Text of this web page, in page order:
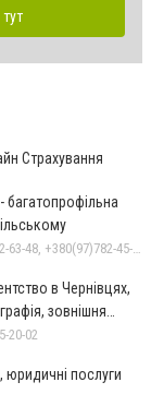
Страхування
багатопрофільна
в Чернівцях,
зовнішня
20-02
послуги